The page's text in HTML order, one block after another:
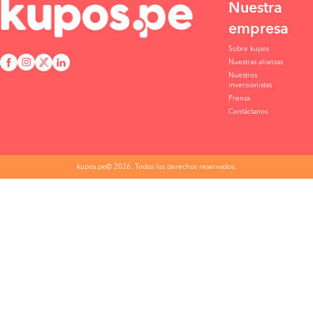
Nuestra
empresa
Sobre kupos
Nuestras alianzas
Nuestros
inversionistas
Prensa
Contáctanos
kupos.pe© 2026. Todos los derechos reservados.